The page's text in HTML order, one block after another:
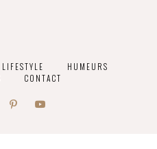
LIFESTYLE
HUMEURS
CONTACT